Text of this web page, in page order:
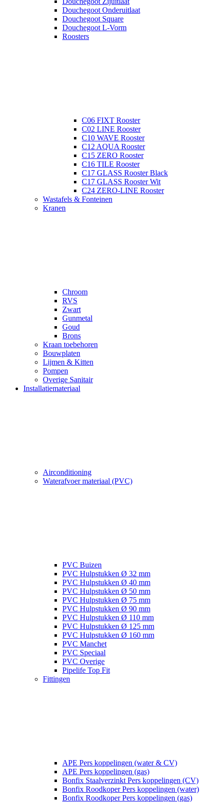
Douchegoot Onderuitlaat
Douchegoot Square
Douchegoot L-Vorm
Roosters
C06 FIXT Rooster
C02 LINE Rooster
C10 WAVE Rooster
C12 AQUA Rooster
C15 ZERO Rooster
C16 TILE Rooster
C17 GLASS Rooster Black
C17 GLASS Rooster Wit
C24 ZERO-LINE Rooster
Wastafels & Fonteinen
Kranen
Chroom
RVS
Zwart
Gunmetal
Goud
Brons
Kraan toebehoren
Bouwplaten
Lijmen & Kitten
Pompen
Overige Sanitair
Installatiemateriaal
Airconditioning
Waterafvoer materiaal (PVC)
PVC Buizen
PVC Hulpstukken Ø 32 mm
PVC Hulpstukken Ø 40 mm
PVC Hulpstukken Ø 50 mm
PVC Hulpstukken Ø 75 mm
PVC Hulpstukken Ø 90 mm
PVC Hulpstukken Ø 110 mm
PVC Hulpstukken Ø 125 mm
PVC Hulpstukken Ø 160 mm
PVC Manchet
PVC Speciaal
PVC Overige
Pipelife Top Fit
Fittingen
APE Pers koppelingen (water & CV)
APE Pers koppelingen (gas)
Bonfix Staalverzinkt Pers koppelingen (CV)
Bonfix Roodkoper Pers koppelingen (water)
Bonfix Roodkoper Pers koppelingen (gas)